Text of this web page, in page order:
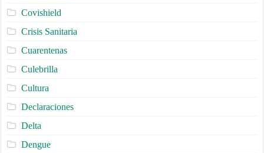
Covishield
Crisis Sanitaria
Cuarentenas
Culebrilla
Cultura
Declaraciones
Delta
Dengue